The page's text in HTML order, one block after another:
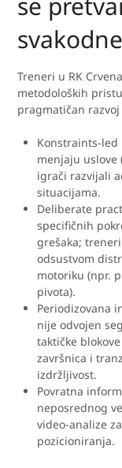
Treneri u RK
metodoloških
pragmatičan
Konstraints-
menjaju uslove
igrači razvijali
situacijama.
Deliberate
specifičnih
grešaka;
odsustvom
motoriku (npr.
pivota).
Periodizovana
nije odvojen
taktičke
završnica i
izdržljivost.
Povratna
neposrednog
video-analize
pozicioniranja.